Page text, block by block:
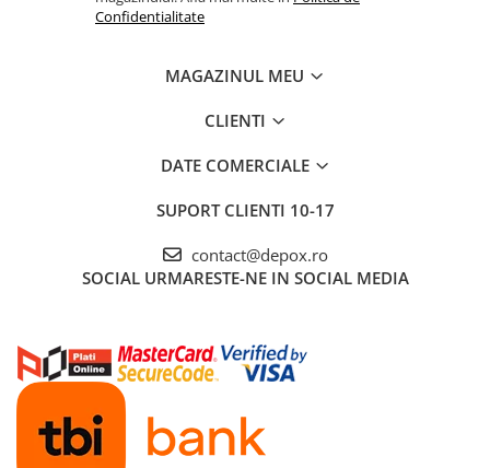
Confidentialitate
MAGAZINUL MEU
CLIENTI
DATE COMERCIALE
SUPORT CLIENTI 10-17
contact@depox.ro
SOCIAL URMARESTE-NE IN SOCIAL MEDIA